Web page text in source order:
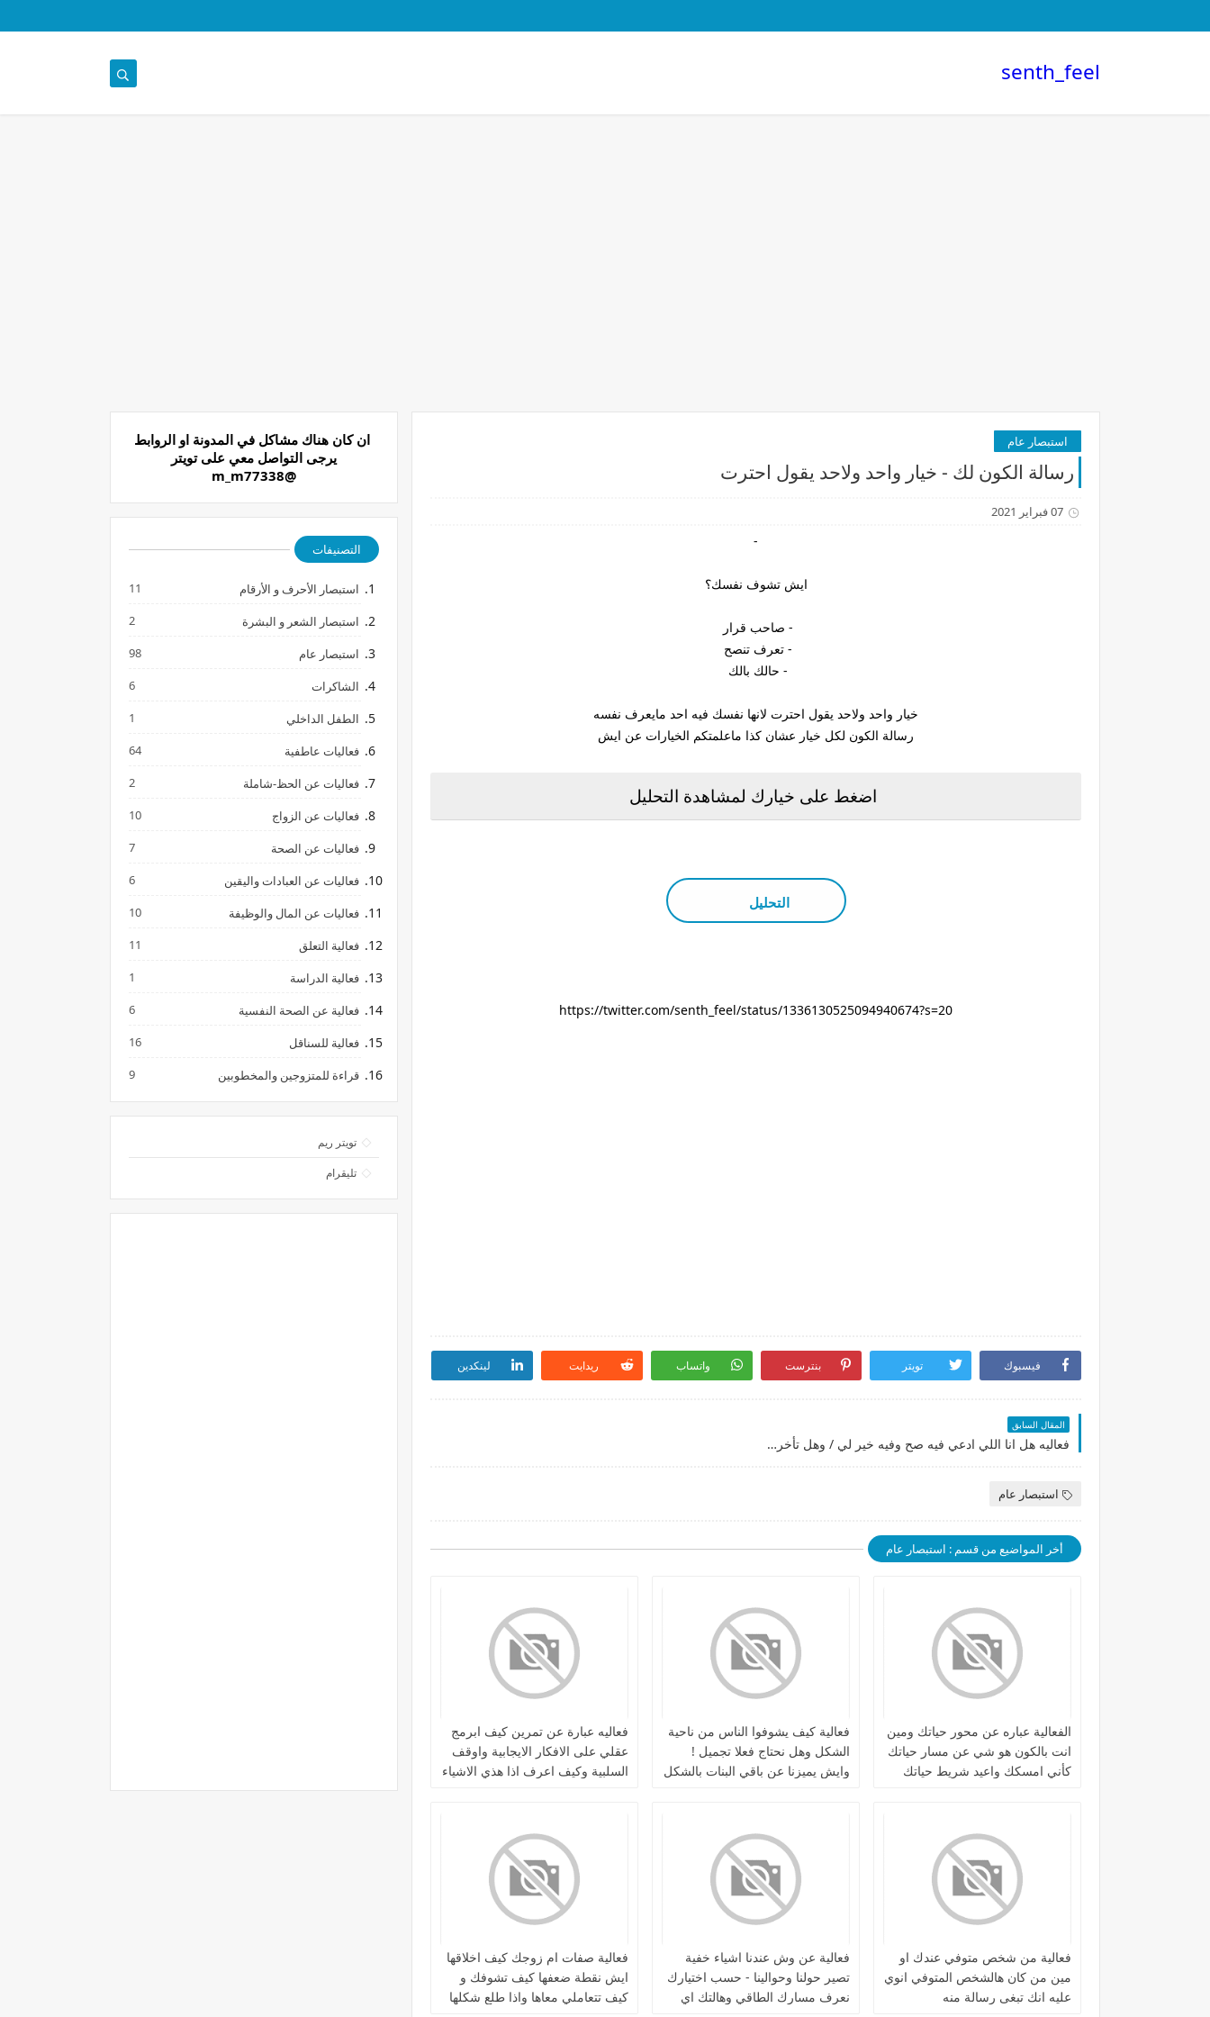
senth_feel
استبصار عام
رسالة الكون لك - خيار واحد ولاحد يقول احترت
07 فبراير 2021
-
ايش تشوف نفسك؟
- صاحب قرار
- تعرف تنصح
- حالك بالك
خيار واحد ولاحد يقول احترت لانها نفسك فيه احد مايعرف نفسه
رسالة الكون لكل خيار عشان كذا ماعلمتكم الخيارات عن ايش
اضغط على خيارك لمشاهدة التحليل
التحليل
https://twitter.com/senth_feel/status/1336130525094940674?s=20
فيسبوك تويتر بنترست واتساب ريدايت لينكدين
المقال السابق
فعاليه هل انا اللي ادعي فيه صح وفيه خير لي / وهل تأخر احلامي وامنياتي بسبب إلهي او بسب شي انا اسويه او شي معرقله
استبصار عام
أخر المواضيع من قسم : استبصار عام
الفعالية عباره عن محور حياتك ومين
انت بالكون هو شي عن مسار حياتك
كأني امسكك واعيد شريط حياتك
فعالية كيف يشوفوا الناس من ناحية
الشكل وهل نحتاج فعلا تجميل !
وايش يميزنا عن باقي البنات بالشكل
فعاليه عبارة عن تمرين كيف ابرمج
عقلي على الافكار الايجابية واوقف
السلبية وكيف اعرف اذا هذي الاشياء
فعالية من شخص متوفي عندك او
مين من كان هالشخص المتوفي انوي
عليه انك تبغى رسالة منه
فعالية عن وش عندنا اشياء خفية
تصير حولنا وحوالينا - حسب اختيارك
نعرف مسارك الطاقي وهالتك اي
فعالية صفات ام زوجك كيف اخلاقها
ايش نقطة ضعفها كيف تشوفك و
كيف تتعاملي معاها واذا طلع شكلها
ان كان هناك مشاكل في المدونة او الروابط
يرجى التواصل معي على تويتر
@m_m77338
التصنيفات
استبصار الأحرف و الأرقام 11
استبصار الشعر و البشرة 2
استبصار عام 98
الشاكرات 6
الطفل الداخلي 1
فعاليات عاطفية 64
فعاليات عن الحظ-شاملة 2
فعاليات عن الزواج 10
فعاليات عن الصحة 7
فعاليات عن العبادات واليقين 6
فعاليات عن المال والوظيفة 10
فعالية التعلق 11
فعالية الدراسة 1
فعالية عن الصحة النفسية 6
فعالية للسناقل 16
قراءة للمتزوجين والمخطوبين 9
تويتر ريم
تليقرام